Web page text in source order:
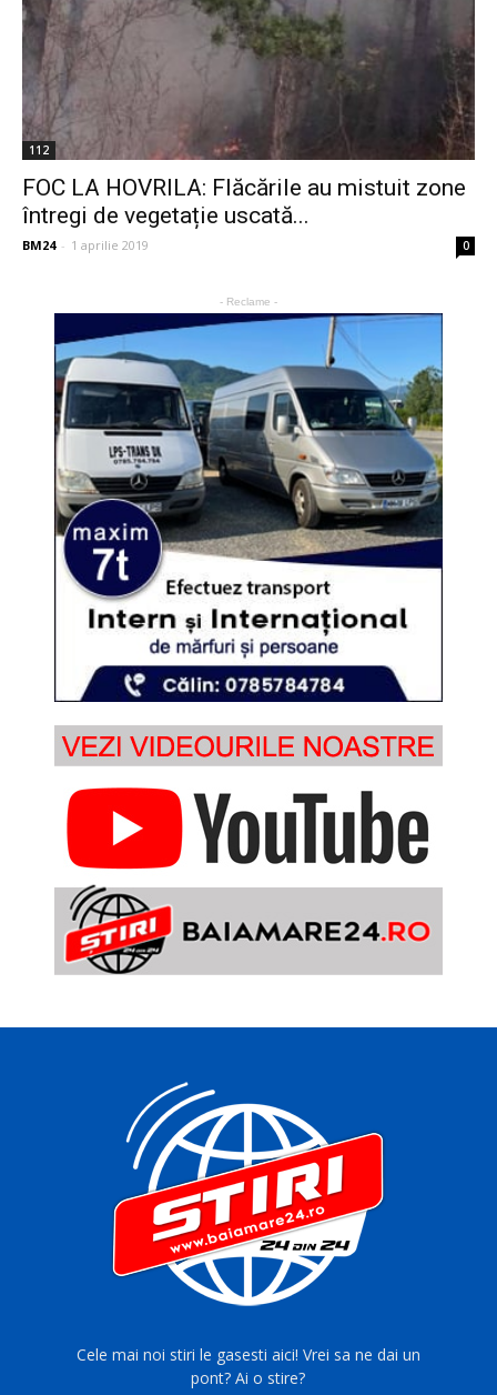
112
FOC LA HOVRILA: Flăcările au mistuit zone
întregi de vegetație uscată...
BM24 - 1 aprilie 2019 0
- Reclame -
Cele mai noi stiri le gasesti aici! Vrei sa ne dai un
pont? Ai o stire?